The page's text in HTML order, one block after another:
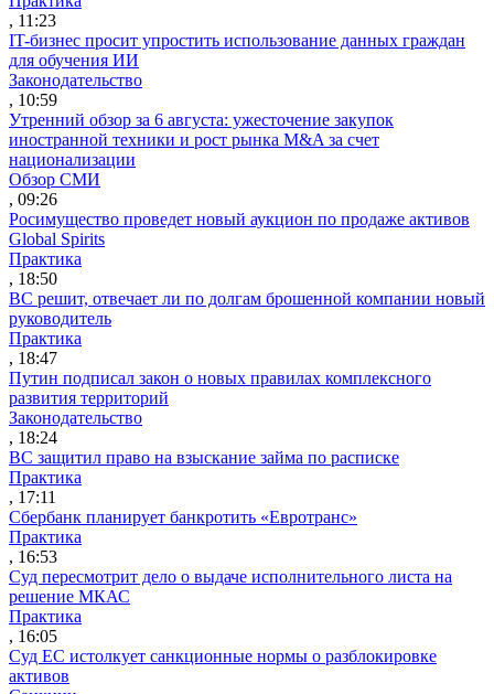
, 11:23
IT-бизнес просит упростить использование данных граждан
для обучения ИИ
Законодательство
, 10:59
Утренний обзор за 6 августа: ужесточение закупок
иностранной техники и рост рынка M&A за счет
национализации
Обзор СМИ
, 09:26
Росимущество проведет новый аукцион по продаже активов
Global Spirits
Практика
, 18:50
ВС решит, отвечает ли по долгам брошенной компании новый
руководитель
Практика
, 18:47
Путин подписал закон о новых правилах комплексного
развития территорий
Законодательство
, 18:24
ВС защитил право на взыскание займа по расписке
Практика
, 17:11
Сбербанк планирует банкротить «Евротранс»
Практика
, 16:53
Суд пересмотрит дело о выдаче исполнительного листа на
решение МКАС
Практика
, 16:05
Суд ЕС истолкует санкционные нормы о разблокировке
активов